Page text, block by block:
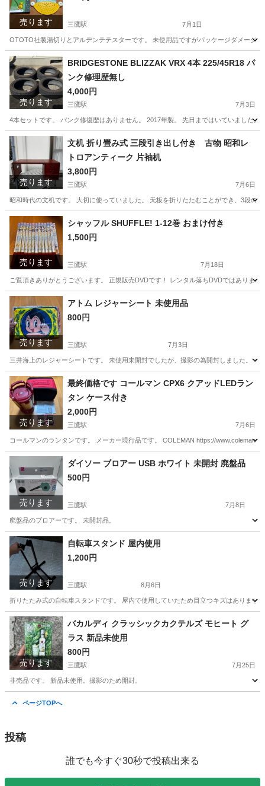
売ります 三鷹駅 7月1日
OTOTO社製湯切りとアルデンテテスターです。 未使用品ですがパッケージダメージ
東京 三鷹市
売ります
BRIDGESTONE BLIZZAK VRX 4本 225/45R18 パ
ンク修理歴無し
4,000円
三鷹駅 7月3日
4本セットです。 パンク修復歴はありません。 2017年製。 先日まではいていました
東京 三鷹市 三鷹駅 タイヤ、ホイール VRX
売ります
文机 折り畳み式 三段引き出し付き 古物 昭和レ
トロアンティーク 片袖机
3,800円
三鷹駅 7月6日
昭和時代の文机です。 大切に使っていました。 天板を折りたたむことができ、3段の
東京 三鷹市
売ります
シャッフル SHUFFLE! 1-12巻 おまけ付き
1,500円
三鷹駅 7月18日
ご覧頂きありがとうございます。 正規販売DVDです！ レンタル落ちDVDではありま
東京 三鷹市 三鷹駅 DVD/ブルーレイ
売ります
アトム レジャーシート 未使用品
800円
三鷹駅 7月3日
三井海上のレジャーシートです。 未使用未開封でしたが、撮影の為開封しました。
東京 三鷹市 三鷹駅 その他
売ります
最終価格です コールマン CPX6 クアッドLEDラン
タン ケース付き
2,000円
三鷹駅 7月6日
コールマンのランタンです。 メーカー現行品です。 COLEMAN https://
東京 三鷹市 三鷹駅 防災、セキュリティ ランタン
売ります
ダイソー ブロアー USB ホワイト 未開封 廃盤品
500円
三鷹駅 7月8日
廃盤品のブロアーです。 未開封品。
東京 三鷹市 三鷹駅 生活家電
売ります
自転車スタンド 屋内使用
1,200円
三鷹駅 8月6日
折りたたみ式の自転車スタンドです。 屋内で使用していたため目立つキズはありませ
東京 三鷹市 三鷹駅 その他
売ります
バカルディ クラッシックカクテルズ モヒート グ
ラス 新品未使用
800円
三鷹駅 7月25日
非売品です。 新品未使用。撮影のため開封。
ページTOPへ
投稿
誰でも今すぐ30秒で投稿出来る